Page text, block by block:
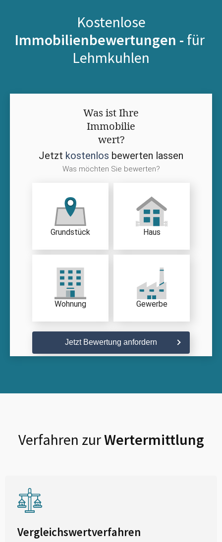
Kostenlose
Immobilienbewertungen - für
Lehmkuhlen
Was ist Ihre
Immobilie
wert?
Jetzt kostenlos bewerten lassen
Was möchten Sie bewerten?
Grundstück Haus
Wohnung Gewerbe
Jetzt Bewertung anfordern
Verfahren zurWertermittlung
Vergleichswertverfahren